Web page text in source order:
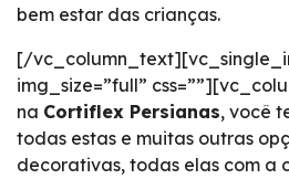
bem estar das crianças.
[/
img_size=”full”
na Cortiflex Persianas, você
todas estas e muitas outras
decorativas, todas elas com a